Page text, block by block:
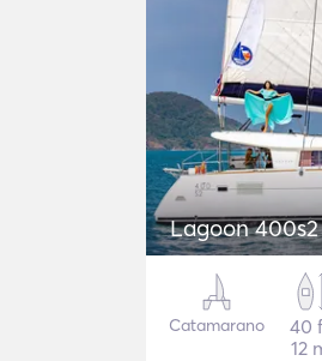
Lagoon 400s2
Catamarano
40
12